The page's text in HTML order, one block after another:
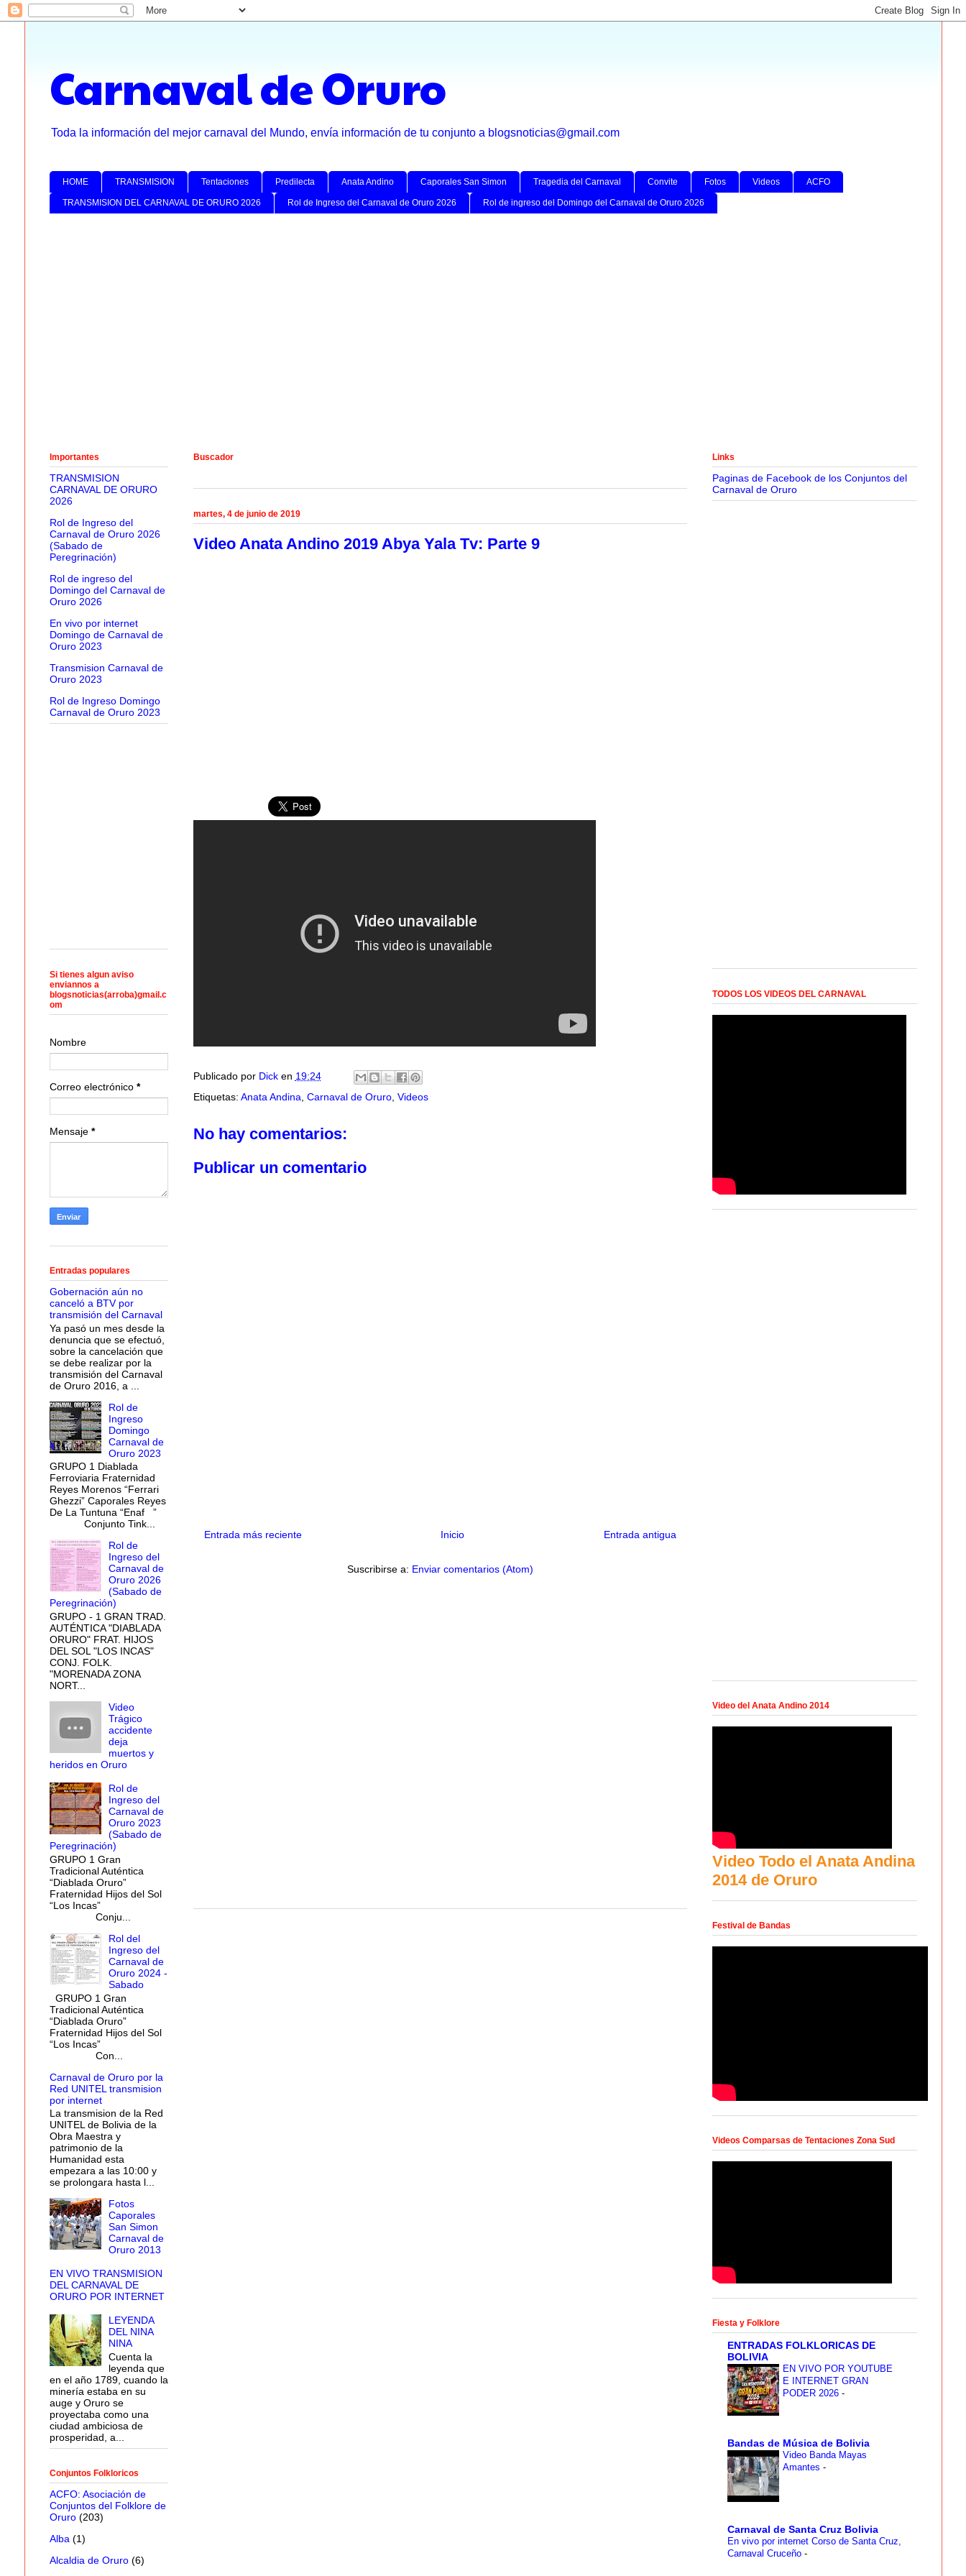
Carnaval de Oruro
Toda la información del mejor carnaval del Mundo, envía información de tu conjunto a blogsnoticias@gmail.com
HOME TRANSMISION Tentaciones Predilecta Anata Andino Caporales San Simon Tragedia del Carnaval Convite Fotos Videos ACFO
TRANSMISION DEL CARNAVAL DE ORURO 2026 Rol de Ingreso del Carnaval de Oruro 2026 Rol de ingreso del Domingo del Carnaval de Oruro 2026
Buscador
martes, 4 de junio de 2019
Video Anata Andino 2019 Abya Yala Tv: Parte 9
Publicado por Dick en 19:24
Etiquetas: Anata Andina Carnaval de Oruro, Videos
No hay comentarios:
Publicar un comentario
Entrada más reciente Entrada antigua
Inicio
Suscribirse a: Enviar comentarios (Atom)
Importantes
TRANSMISION
CARNAVAL DE ORURO
2026
Rol de Ingreso del
Carnaval de Oruro 2026
(Sabado de
Peregrinación)
Rol de ingreso del
Domingo del Carnaval de
Oruro 2026
En vivo por internet
Domingo de Carnaval de
Oruro 2023
Transmision Carnaval de
Oruro 2023
Rol de Ingreso Domingo
Carnaval de Oruro 2023
Si tienes algun aviso
enviannos a
blogsnoticias(arroba)gmail.c
om
Nombre
Correo electrónico *
Mensaje *
Entradas populares
Gobernación aún no
canceló a BTV por
transmisión del Carnaval
Ya pasó un mes desde la
denuncia que se efectuó,
sobre la cancelación que
se debe realizar por la
transmisión del Carnaval
de Oruro 2016, a ...
Rol de
Ingreso
Domingo
Carnaval de
Oruro 2023
GRUPO 1 Diablada
Ferroviaria Fraternidad
Reyes Morenos “Ferrari
Ghezzi” Caporales Reyes
De La Tuntuna “Enaf ”
Conjunto Tink...
Rol de
Ingreso del
Carnaval de
Oruro 2026
(Sabado de
Peregrinación)
GRUPO - 1 GRAN TRAD.
AUTÉNTICA "DIABLADA
ORURO" FRAT. HIJOS
DEL SOL "LOS INCAS"
CONJ. FOLK.
"MORENADA ZONA
NORT...
Video
Trágico
accidente
deja
muertos y
heridos en Oruro
Rol de
Ingreso del
Carnaval de
Oruro 2023
(Sabado de
Peregrinación)
GRUPO 1 Gran
Tradicional Auténtica
“Diablada Oruro”
Fraternidad Hijos del Sol
“Los Incas”
Conju...
Rol del
Ingreso del
Carnaval de
Oruro 2024 -
Sabado
GRUPO 1 Gran
Tradicional Auténtica
“Diablada Oruro”
Fraternidad Hijos del Sol
“Los Incas”
Con...
Carnaval de Oruro por la
Red UNITEL transmision
por internet
La transmision de la Red
UNITEL de Bolivia de la
Obra Maestra y
patrimonio de la
Humanidad esta
empezara a las 10:00 y
se prolongara hasta l...
Fotos
Caporales
San Simon
Carnaval de
Oruro 2013
EN VIVO TRANSMISION
DEL CARNAVAL DE
ORURO POR INTERNET
LEYENDA
DEL NINA
NINA
Cuenta la
leyenda que
en el año 1789, cuando la
minería estaba en su
auge y Oruro se
proyectaba como una
ciudad ambiciosa de
prosperidad, a...
Conjuntos Folkloricos
ACFO: Asociación de
Conjuntos del Folklore de
Oruro (203)
Alba (1)
Alcaldia de Oruro (6)
Links
Paginas de Facebook de los Conjuntos del
Carnaval de Oruro
TODOS LOS VIDEOS DEL CARNAVAL
Video del Anata Andino 2014
Video Todo el Anata Andina
2014 de Oruro
Festival de Bandas
Videos Comparsas de Tentaciones Zona Sud
Fiesta y Folklore
ENTRADAS FOLKLORICAS DE
BOLIVIA
EN VIVO POR YOUTUBE
E INTERNET GRAN
PODER 2026 -
Bandas de Música de Bolivia
Video Banda Mayas
Amantes -
Carnaval de Santa Cruz Bolivia
En vivo por internet Corso de Santa Cruz,
Carnaval Cruceño -